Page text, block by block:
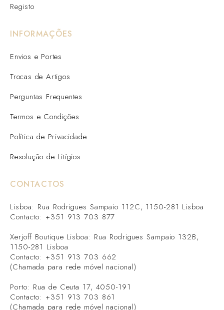
Registo
INFORMAÇÕES
Envios e Portes
Trocas de Artigos
Perguntas Frequentes
Termos e Condições
Política de Privacidade
Resolução de Litígios
CONTACTOS
Lisboa: Rua Rodrigues Sampaio 112C, 1150-281 Lisboa
Contacto: +351 913 703 877
Xerjoff Boutique Lisboa: Rua Rodrigues Sampaio 132B,
1150-281 Lisboa
Contacto: +351 913 703 662
(Chamada para rede móvel nacional)
Porto: Rua de Ceuta 17, 4050-191
Contacto: +351 913 703 861
(Chamada para rede móvel nacional)